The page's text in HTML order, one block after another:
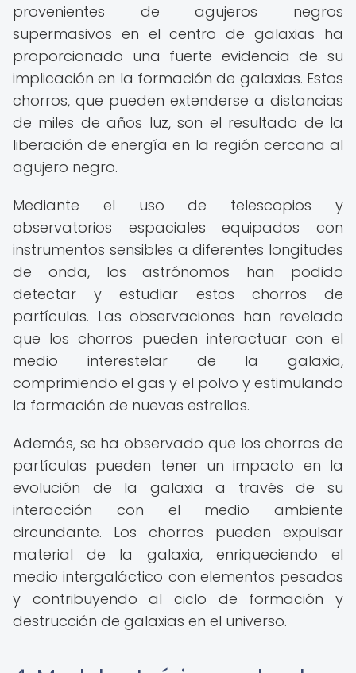
provenientes de agujeros negros
supermasivos en el centro de galaxias ha
proporcionado una fuerte evidencia de su
implicación en la formación de galaxias. Estos
chorros, que pueden extenderse a distancias
de miles de años luz, son el resultado de la
liberación de energía en la región cercana al
agujero negro.
Mediante el uso de telescopios y
observatorios espaciales equipados con
instrumentos sensibles a diferentes longitudes
de onda, los astrónomos han podido
detectar y estudiar estos chorros de
partículas. Las observaciones han revelado
que los chorros pueden interactuar con el
medio interestelar de la galaxia,
comprimiendo el gas y el polvo y estimulando
la formación de nuevas estrellas.
Además, se ha observado que los chorros de
partículas pueden tener un impacto en la
evolución de la galaxia a través de su
interacción con el medio ambiente
circundante. Los chorros pueden expulsar
material de la galaxia, enriqueciendo el
medio intergaláctico con elementos pesados
y contribuyendo al ciclo de formación y
destrucción de galaxias en el universo.